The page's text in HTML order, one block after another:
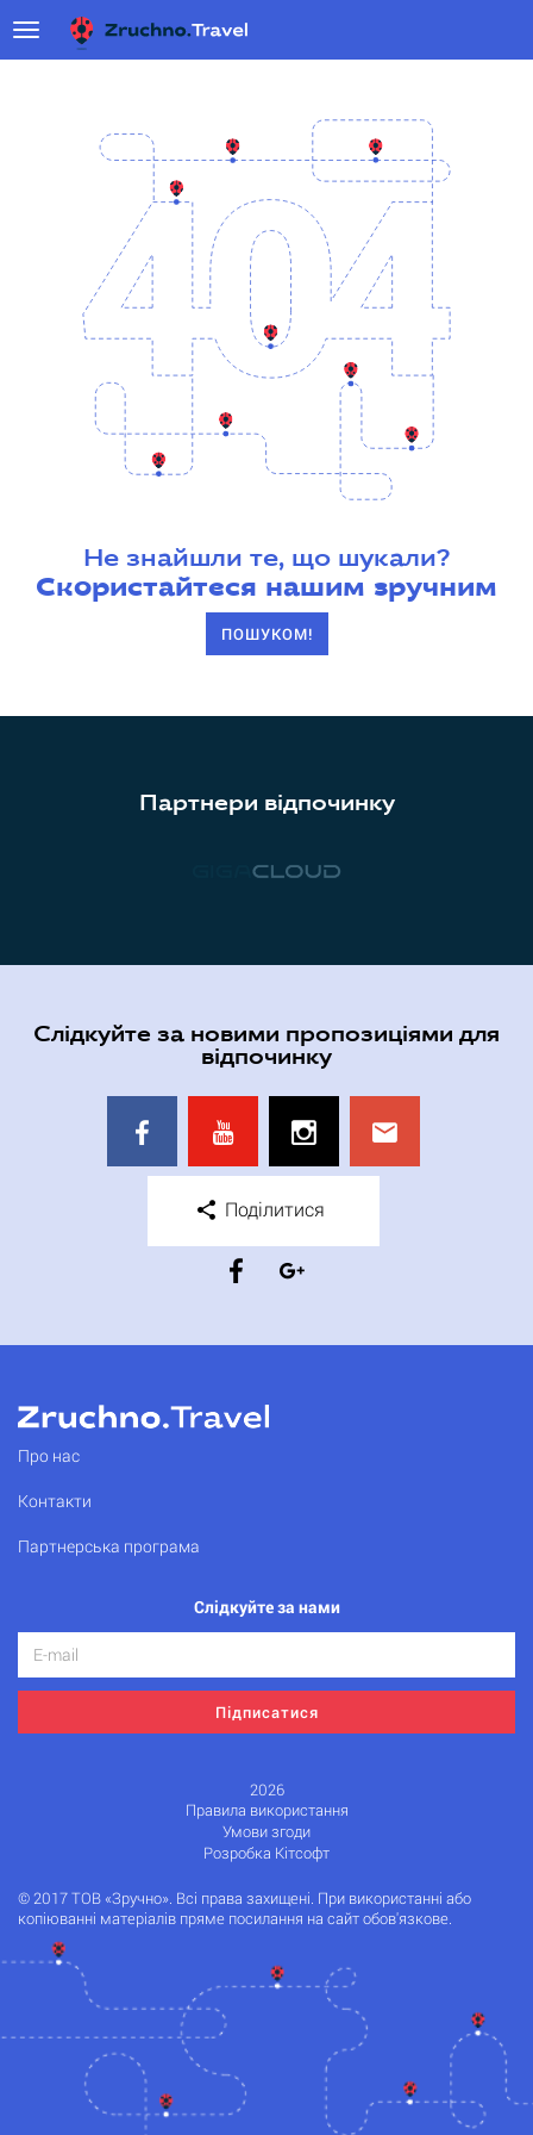
Не знайшли те, що шукали?
Скористайтеся нашим зручним
ПОШУКОМ!
Партнери відпочинку
Слідкуйте за новими пропозиціями для
відпочинку
Поділитися
Про нас
Контакти
Партнерська програма
Слідкуйте за нами
Підписатися
2026
Правила використання
Умови згоди
Розробка Кітсофт
© 2017 ТОВ «Зручно». Всі права захищені. При використанні або
копіюванні матеріалів пряме посилання на сайт обов'язкове.